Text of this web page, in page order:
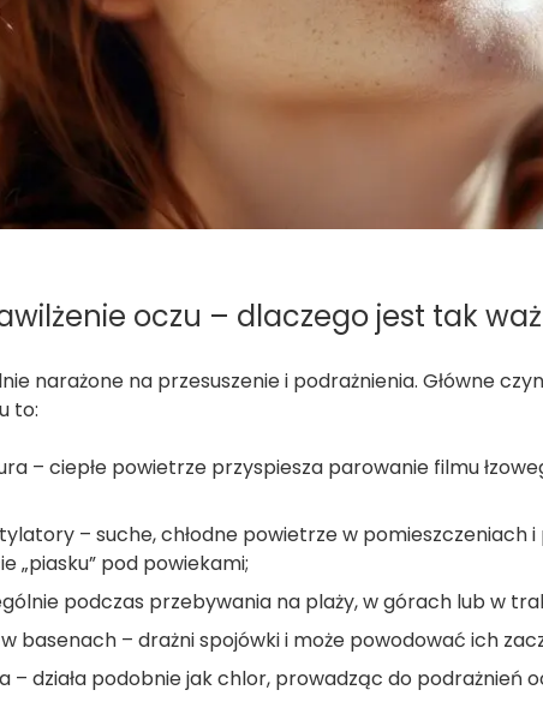
oczu – dlaczego jest tak
narażone na przesuszenie i podrażnienia. Główne
to:
– ciepłe powietrze przyspiesza parowanie filmu
– suche, chłodne powietrze w pomieszczeniach i
„piasku” pod powiekami;
podczas przebywania na plaży, w górach lub w
basenach – drażni spojówki i może powodować ich
– działa podobnie jak chlor, prowadząc do podrażnień